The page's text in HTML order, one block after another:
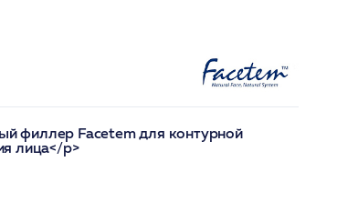
филлер Facetem для контурной
лица</p>